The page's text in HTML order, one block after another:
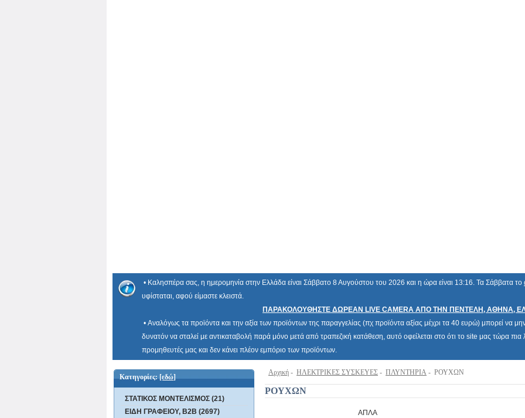
• Καλησπέρα σας, η ημερομηνία στην Ελλάδα είναι Σάββατο 8 Αυγούστου του 2026 και η ώρα είναι 13:16. Τα Σάββατα το
υφίσταται, αφού είμαστε κλειστά.
ΠΑΡΑΚΟΛΟΥΘΗΣΤΕ ΔΩΡΕΑΝ LIVE CAMERA ΑΠΟ ΤΗΝ ΠΕΝΤΕΛΗ, ΑΘΗΝΑ,
• Αναλόγως τα προϊόντα και την αξία των προϊόντων της παραγγελίας (πχ προϊόντα αξίας μέχρι τα 40 ευρώ) μπορεί να
δυνατόν να σταλεί με αντικαταβολή παρά μόνο μετά από τραπεζική κατάθεση, αυτό οφείλεται στο ότι το site μας τώρα
προμηθευτές μας και δεν κάνει πλέον εμπόριο των προϊόντων.
Κατηγορίες:[εδώ]
ΣΤΑΤΙΚΟΣ ΜΟΝΤΕΛΙΣΜΟΣ (21)
ΕΙΔΗ ΓΡΑΦΕΙΟΥ, B2B (2697)
Αρχική - ΗΛΕΚΤΡΙΚΕΣ ΣΥΣΚΕΥΕΣ - ΠΛΥΝΤΗΡΙΑ - ΡΟΥΧΩΝ
ΡΟΥΧΩΝ
ΑΠΛΑ